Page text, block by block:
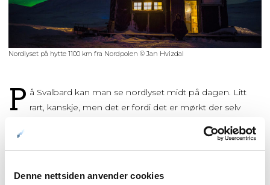
Denne nettsiden anvender cookies
Nordlyset på hytte 1100 km fra Nordpolen © Jan Hvizdal
P å Svalbard kan man se nordlyset midt på dagen. Litt
rart, kanskje, men det er fordi det er mørkt der selv
fra sola, uten å ta omveien om nattsida på planeten.
www.nordnorge.com, som feirer dagnordlyset,